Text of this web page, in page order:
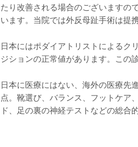
たり改善される場合のございますの
います。当院では外反母趾手術は提
日本にはポダイアトリストによるク
ジションの正常値があります。この
日本に医療にはない、海外の医療先
点。靴選び、バランス、フットケア
ド、足の裏の神経テストなどの総合